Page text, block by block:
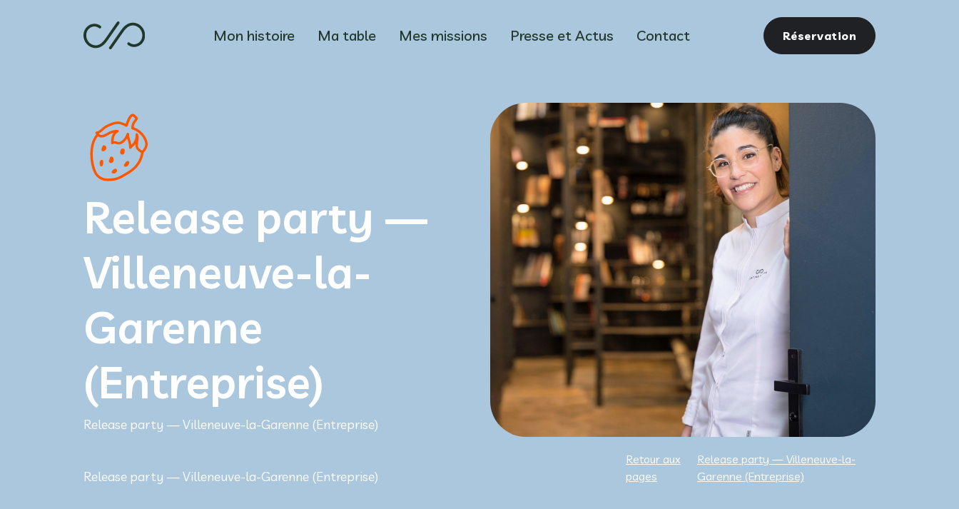
Mon histoire Ma table Mes missions Presse et Actus Contact Réservation
Release party —
Villeneuve-la-
Garenne
(Entreprise)
Release party — Villeneuve-la-Garenne (Entreprise)
Release party — Villeneuve-la-Garenne (Entreprise)
Retour aux
pages
Release party — Villeneuve-la-
Garenne (Entreprise)